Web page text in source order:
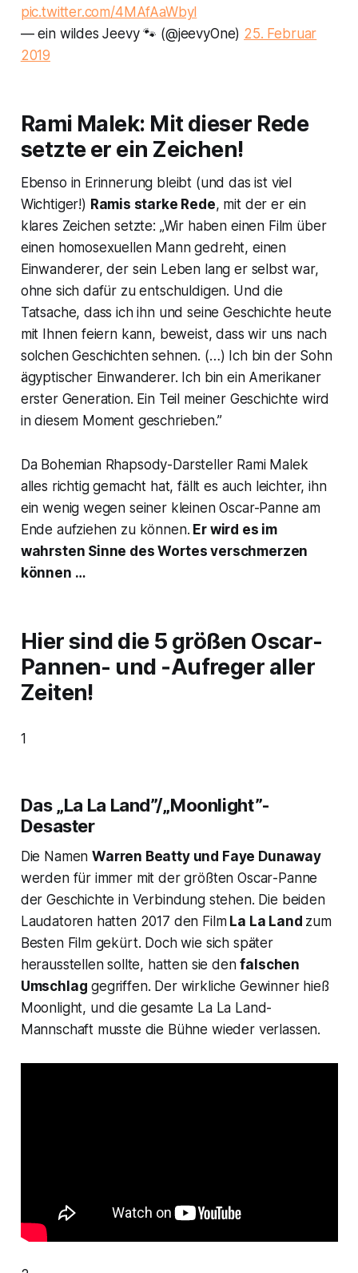
pic.twitter.com/4MAfAaWbyl
— ein wildes Jeevy 🐾 (@jeevyOne) 25. Februar
2019
Rami Malek: Mit dieser Rede
setzte er ein Zeichen!
Ebenso in Erinnerung bleibt (und das ist viel
Wichtiger!) Ramis starke Rede, mit der er ein
klares Zeichen setzte: „Wir haben einen Film über
einen homosexuellen Mann gedreht, einen
Einwanderer, der sein Leben lang er selbst war,
ohne sich dafür zu entschuldigen. Und die
Tatsache, dass ich ihn und seine Geschichte heute
mit Ihnen feiern kann, beweist, dass wir uns nach
solchen Geschichten sehnen. (…) Ich bin der Sohn
ägyptischer Einwanderer. Ich bin ein Amerikaner
erster Generation. Ein Teil meiner Geschichte wird
in diesem Moment geschrieben.”
Da Bohemian Rhapsody-Darsteller Rami Malek
alles richtig gemacht hat, fällt es auch leichter, ihn
ein wenig wegen seiner kleinen Oscar-Panne am
Ende aufziehen zu können. Er wird es im
wahrsten Sinne des Wortes verschmerzen
können …
Hier sind die 5 größen Oscar-
Pannen- und ‑Aufreger aller
Zeiten!
1
Das „La La Land”/„Moonlight”-
Desaster
Die NamenWarren Beatty und Faye Dunaway
werden für immer mit der größtenOscar-Panne
der Geschichte in Verbindung stehen. Die beiden
Laudatoren hatten 2017 den Film La La Land zum
Besten Film gekürt. Doch wie sich später
herausstellen sollte, hatten sie denfalschen
Umschlag gegriffen. Der wirkliche Gewinner hieß
Moonlight, und die gesamte La La Land-
Mannschaft musste die Bühne wieder verlassen.